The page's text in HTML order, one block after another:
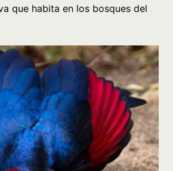
que habita en los bosques del